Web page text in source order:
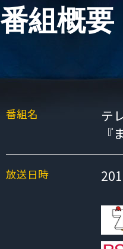
番組概要
番組名
テ
放送日時